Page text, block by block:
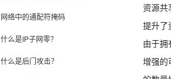
网络中的通配符掩码
什么是IP子网零？
什么是后门攻击？
资源共
提升了
由于拥
增强的